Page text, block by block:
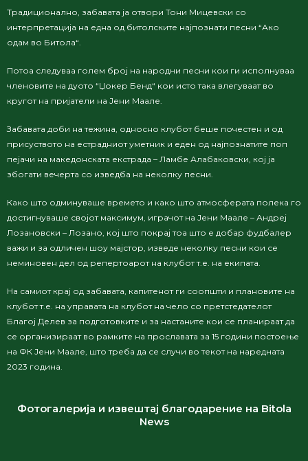
Традиционално, забавата ја отвори Тони Мицевски со
интерпретација на една од битолските најпознати песни “Ако
одам во Битола“.
Потоа следуваа голем број на народни песни кои ги исполнуваа
членовите на дуото “Џокер Бенд“ кои исто така влегуваат во
кругот на пријатели на Јени Маале.
Забавата доби на тежина, односно клубот беше почестен и од
присуството на естрадниот уметник и еден од најпознатите поп
пејачи на македонската екстрада – Ламбе Алабаковски, кој ја
збогати вечерта со изведба на неколку песни.
Како што одминуваше времето и како што атмосферата полека го
достигнуваше својот максимум, играчот на Јени Маале – Андреј
Лозановски – Лозано, кој што покрај тоа што е добар фудбалер
важи и за одличен шоу мајстор, изведе неколку песни кои се
неминовен дел од репертоарот на клубот т.е. на екипата.
На самиот крај од забавата, капитенот ги соопшти и плановите на
клубот т.е. на управата на клубот на чело со претстедателот
Благој Делев за подготовките и за настаните кои се планираат да
се организираат во рамките на прославата за 15 години постоење
на ФК Јени Маале, што треба да се случи во текот на наредната
2023 година.
Фотогалерија и извештај благодарение на Bitola
News